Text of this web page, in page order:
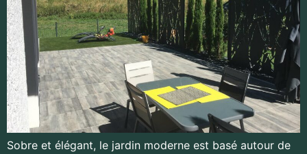
Sobre et élégant, le jardin moderne est basé autour de